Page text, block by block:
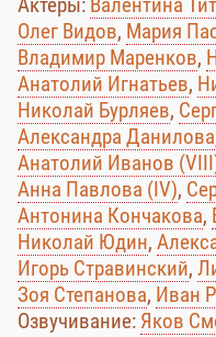
Олег Видов, Мария
Владимир Маренков,
Анатолий Игнатьев,
Николай Бурляев,
Александра Данилова
Анатолий Иванов
Анна Павлова (IV),
Антонина Кончакова,
Николай Юдин,
Игорь Стравинский,
Зоя Степанова, Иван
Озвучивание: Яков